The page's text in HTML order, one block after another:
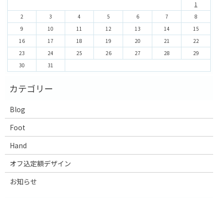
1
2
3 4 5 6 7
8
9
10 11 12 13 14
15
16
17 18 19 20 21
22
23
24 25 26 27 28
29
30
31
Blog
Foot
Hand
オフ込定額デザイン
お知らせ